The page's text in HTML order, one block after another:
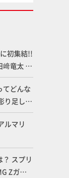
初集結!!
竜太 4
ぐ特別鼎
ロジェク
てどんな
り足して
いまさら
：スジ
ルマリ
スプリ
Zガン